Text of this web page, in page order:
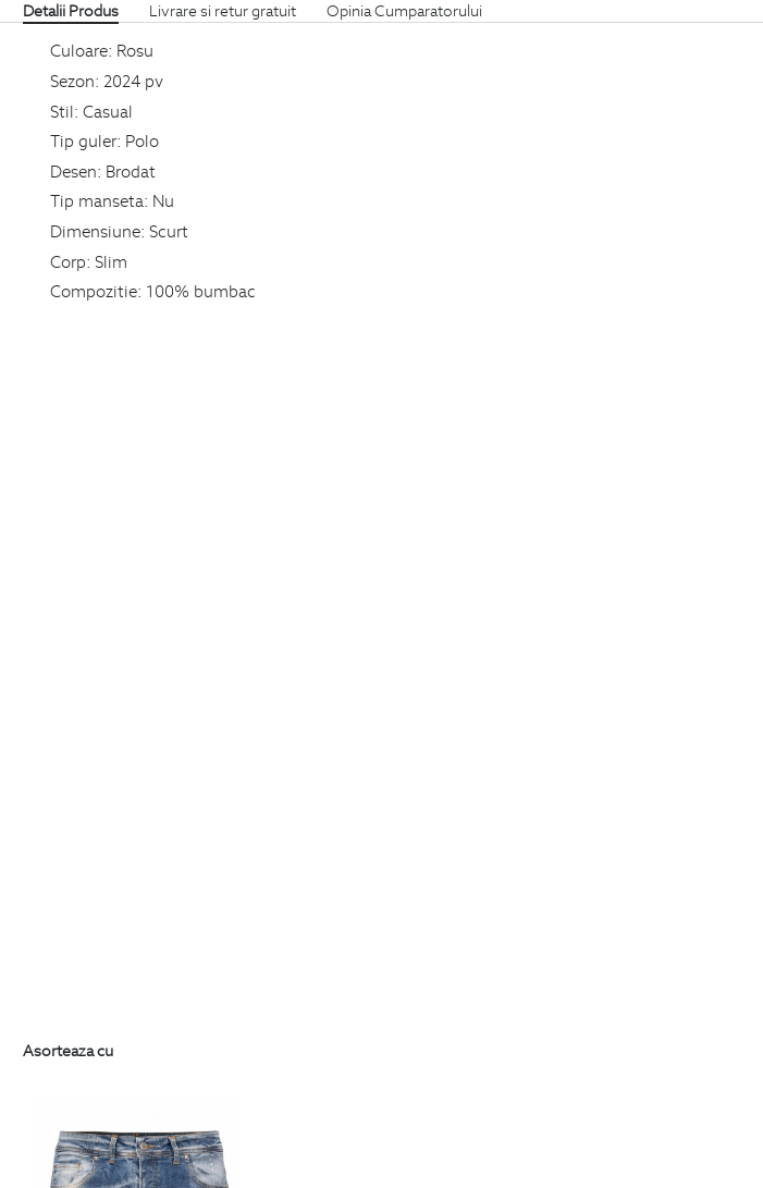
Detalii Produs Livrare si retur gratuit Opinia Cumparatorului
Culoare: Rosu
Sezon: 2024 pv
Stil: Casual
Tip guler: Polo
Desen: Brodat
Tip manseta: Nu
Dimensiune: Scurt
Corp: Slim
Compozitie: 100% bumbac
Asorteaza cu